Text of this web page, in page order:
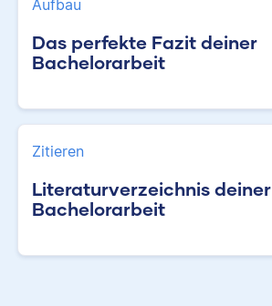
Aufbau
Das perfekte Fazit deiner
Bachelorarbeit
Zitieren
Literaturverzeichnis deiner
Bachelorarbeit